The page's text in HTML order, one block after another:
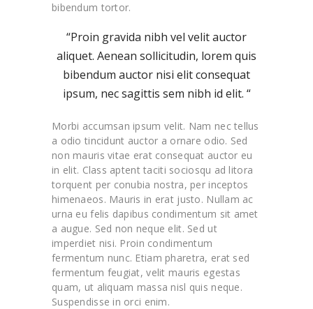
bibendum tortor.
“Proin gravida nibh vel velit auctor
aliquet. Aenean sollicitudin, lorem quis
bibendum auctor nisi elit consequat
ipsum, nec sagittis sem nibh id elit. “
Morbi accumsan ipsum velit. Nam nec tellus
a odio tincidunt auctor a ornare odio. Sed
non mauris vitae erat consequat auctor eu
in elit. Class aptent taciti sociosqu ad litora
torquent per conubia nostra, per inceptos
himenaeos. Mauris in erat justo. Nullam ac
urna eu felis dapibus condimentum sit amet
a augue. Sed non neque elit. Sed ut
imperdiet nisi. Proin condimentum
fermentum nunc. Etiam pharetra, erat sed
fermentum feugiat, velit mauris egestas
quam, ut aliquam massa nisl quis neque.
Suspendisse in orci enim.